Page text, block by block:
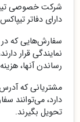
شرکت خصوصی
دارای دفاتر
سفارش‌هایی که
نمایندگی قرار
رساندن آنها،
مشتریانی که
دارد، می‌‌توانند
تحویل بگیرند.